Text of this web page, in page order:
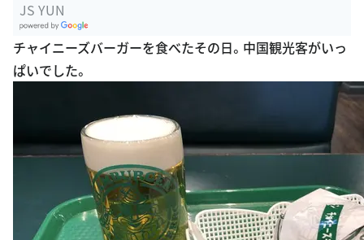
JS YUN
oogle Plac
es
チャイニーズバーガーを食べたその日。中国観光客がいっ
ぱいでした。